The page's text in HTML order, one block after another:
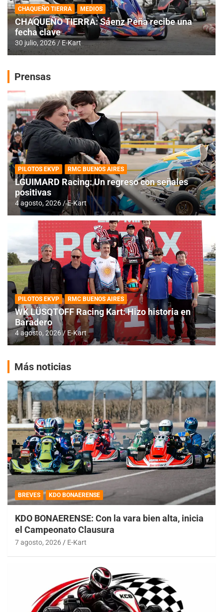
CHAQUEÑO TIERRA MEDIOS
CHAQUEÑO TIERRA: Sáenz Peña recibe una
fecha clave
30 julio, 2026 E-Kart
Prensas
PILOTOS EKVP RMC BUENOS AIRES
LGUIMARD Racing: Un regreso con señales
positivas
4 agosto, 2026 E-Kart
PILOTOS EKVP RMC BUENOS AIRES
WK LÜSQTOFF Racing Kart: Hizo historia en
Baradero
4 agosto, 2026 E-Kart
Más noticias
BREVES KDO BONAERENSE
KDO BONAERENSE: Con la vara bien alta, inicia
el Campeonato Clausura
7 agosto, 2026 E-Kart